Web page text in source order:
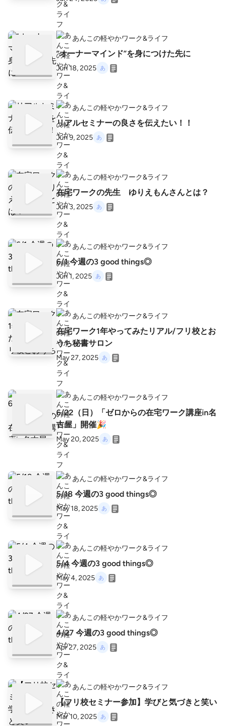
あんこの軽やかワーク&ライフ
“オーナーマインド”を身につけた先に
Jun 18, 2025
あんこの軽やかワーク&ライフ
リアルセミナーの良さを伝えたい！！
Jun 9, 2025
あんこの軽やかワーク&ライフ
在宅ワークの先生 ゆりえもんさんとは？
Jun 3, 2025
あんこの軽やかワーク&ライフ
6/1 今週の3 good things◎
Jun 1, 2025
あんこの軽やかワーク&ライフ
在宅ワーク1年やってみたリアル/フリ校とお
うち秘書サロン
May 27, 2025
あんこの軽やかワーク&ライフ
6/22（日）「ゼロからの在宅ワーク講座in名
古屋」開催🎉
May 20, 2025
あんこの軽やかワーク&ライフ
5/18 今週の3 good things◎
May 18, 2025
あんこの軽やかワーク&ライフ
5/4 今週の3 good things◎
May 4, 2025
あんこの軽やかワーク&ライフ
4/27 今週の3 good things◎
Apr 27, 2025
あんこの軽やかワーク&ライフ
【フリ校セミナー参加】学びと気づきと笑い
Mar 10, 2025